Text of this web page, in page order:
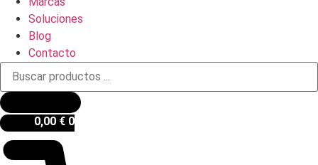
Soluciones
Blog
Contacto
Búsqueda
productos
0,00 € 0